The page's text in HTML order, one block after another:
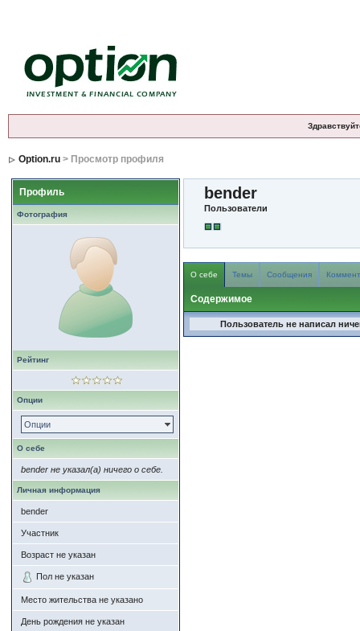
Option.ru> Просмотр профиля
Профиль
Фотография
Рейтинг
Опции
Опции
О себе
bender не указал(а) ничего о себе.
Личная информация
bender
Участник
Возраст не указан
Пол не указан
Место жительства не указано
День рождения не указан
bender
Пользователи
О себе Темы Сообщения
Содержимое
Пользователь не написал